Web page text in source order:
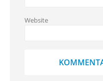
Website